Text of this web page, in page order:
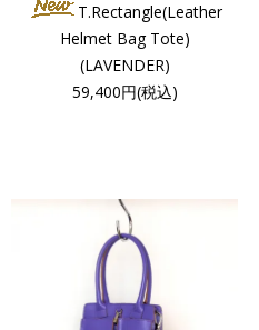
T.Rectangle(Leather
Helmet Bag Tote)
(LAVENDER)
59,400円(税込)